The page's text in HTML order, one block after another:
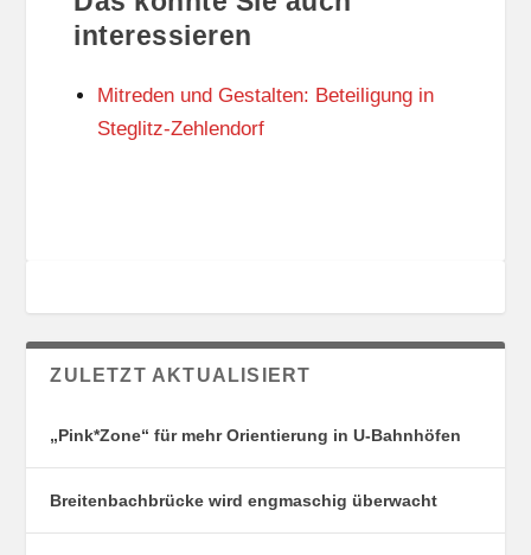
T
U
N
S
O
O
R
N
interessieren
Mitreden und Gestalten: Beteiligung in
Steglitz-Zehlendorf
ZULETZT AKTUALISIERT
„Pink*Zone“ für mehr Orientierung in U-Bahnhöfen
Breitenbachbrücke wird engmaschig überwacht